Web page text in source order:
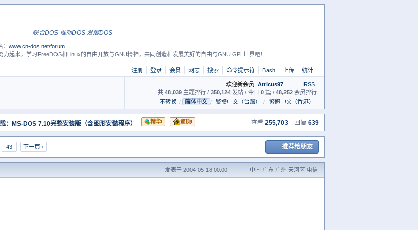
-- 联合DOS 推动DOS 发展DOS --
：www.cn-dos.net/forum
力起来，学习FreeDOS和Linux的自由开放与GNU精神，共同创造和发展美好的自由与GNU GPL世界吧！
注册 登录 会员 网志 搜索 命令提示符 Bash 上传 统计
欢迎新会员 Atticus97
RSS
共 48,039 主题排行 / 350,124 发帖 / 今日 0 篇 / 48,252 会员排行
不转换 / 简体中文 / 繁體中文（台灣） / 繁體中文（香港）
：MS-DOS 7.10完整安装版（含图形安装程序） 精华I 置顶I 查看 255,703 回复 639
43 下一页 › 推荐给朋友
发表于 2004-05-18 00:00 · 中国 广东 广州 天河区 电信